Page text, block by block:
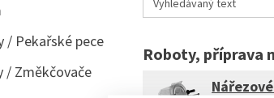
Roboty, příprava
/ Pekařské pece
/ Změkčovače